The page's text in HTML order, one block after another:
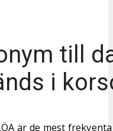
till
i
är de mest